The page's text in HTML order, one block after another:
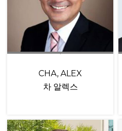
CHA, ALEX
차 알렉스